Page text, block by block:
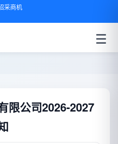
采商机
☰
限公司2026-2027